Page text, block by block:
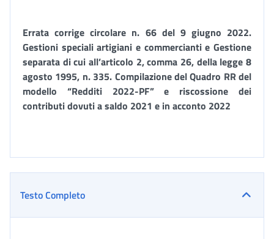
Errata corrige circolare n. 66 del 9 giugno 2022.
Gestioni speciali artigiani e commercianti e Gestione
separata di cui all’articolo 2, comma 26, della legge 8
agosto 1995, n. 335. Compilazione del Quadro RR del
modello “Redditi 2022-PF” e riscossione dei
contributi dovuti a saldo 2021 e in acconto 2022
Testo Completo